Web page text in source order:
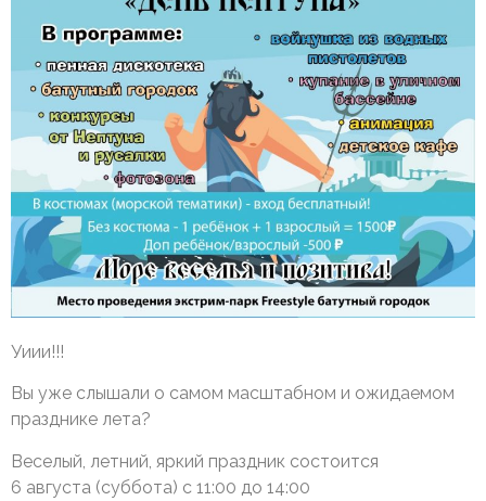
Уиии!!!
Вы уже слышали о самом масштабном и ожидаемом
празднике лета?
Веселый, летний, яркий праздник состоится
6 августа (суббота) с 11:00 до 14:00